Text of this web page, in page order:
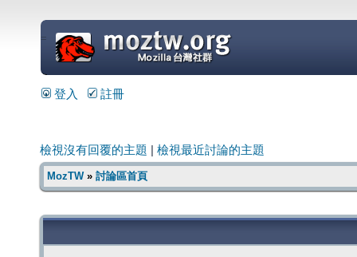
=
登入 註冊
檢視沒有回覆的主題 檢視最近討論的主題
MozTW» 討論區首頁